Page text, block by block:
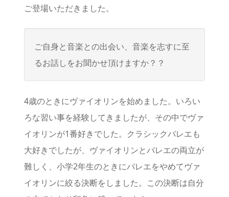
ご登場いただきました。
ご自身と音楽との出会い、音楽を志すに至
るお話しをお聞かせ頂けますか？？
4歳のときにヴァイオリンを始めました。いろい
ろな習い事を経験してきましたが、その中でヴァ
イオリンが1番好きでした。クラシックバレエも
大好きでしたが、ヴァイオリンとバレエの両立が
難しく、小学2年生のときにバレエをやめてヴァ
イオリンに絞る決断をしました。この決断は自分